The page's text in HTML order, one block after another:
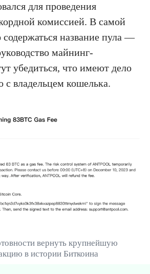
для проведения
комиссией. В самой
название пула —
майнинг-
убедиться, что имеют дело
с владельцем кошелька.
вернуть крупнейшую
в истории Биткоина